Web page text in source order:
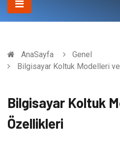
AnaSayfa
Genel
Bilgisayar Koltuk Modelleri
Bilgisayar Koltuk
Özellikleri